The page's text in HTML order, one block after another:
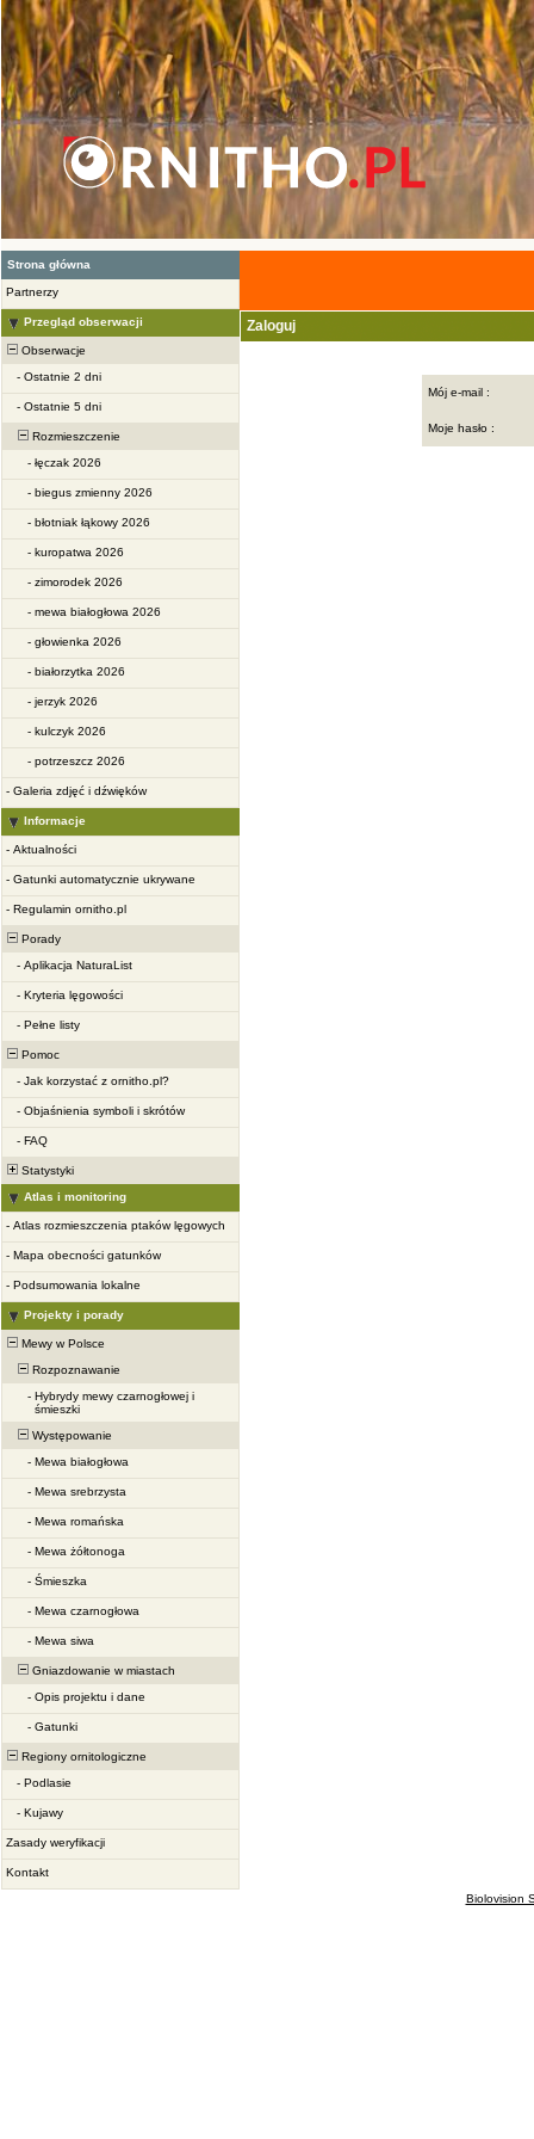
Strona główna
Partnerzy
Przegląd obserwacji
Obserwacje
- Ostatnie 2 dni
- Ostatnie 5 dni
Rozmieszczenie
- łęczak 2026
- biegus zmienny 2026
- błotniak łąkowy 2026
- kuropatwa 2026
- zimorodek 2026
- mewa białogłowa 2026
- głowienka 2026
- białorzytka 2026
- jerzyk 2026
- kulczyk 2026
- potrzeszcz 2026
- Galeria zdjęć i dźwięków
Informacje
- Aktualności
- Gatunki automatycznie ukrywane
- Regulamin ornitho.pl
Porady
- Aplikacja NaturaList
- Kryteria lęgowości
- Pełne listy
Pomoc
- Jak korzystać z ornitho.pl?
- Objaśnienia symboli i skrótów
- FAQ
Statystyki
Atlas i monitoring
- Atlas rozmieszczenia ptaków lęgowych
- Mapa obecności gatunków
- Podsumowania lokalne
Projekty i porady
Mewy w Polsce
Rozpoznawanie
- Hybrydy mewy czarnogłowej i
śmieszki
Występowanie
- Mewa białogłowa
- Mewa srebrzysta
- Mewa romańska
- Mewa żółtonoga
- Śmieszka
- Mewa czarnogłowa
- Mewa siwa
Gniazdowanie w miastach
- Opis projektu i dane
- Gatunki
Regiony ornitologiczne
- Podlasie
- Kujawy
Zasady weryfikacji
Kontakt
Zaloguj
Mój e-mail :
Moje hasło :
Biolovision